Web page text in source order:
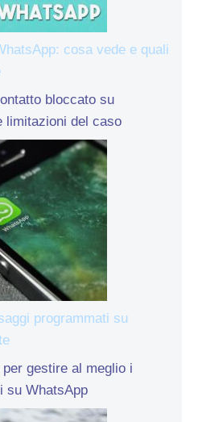
cosa vede e quali
bloccato su
limitazioni del caso
programmati su
gestire al meglio i
su WhatsApp